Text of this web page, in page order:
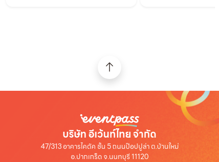
บริษัท อีเว้นท์ไทย จำกัด
47/313 อาคารไคตัค ชั้น 5 ถนนป๊อปปูล่า ต.บ้านใหม่
อ.ปากเกร็ด จ.นนทบุรี 11120